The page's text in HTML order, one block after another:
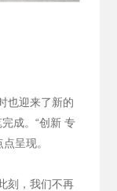
也迎来了新的
成。“创新 专
呈现。
刻，我们不再